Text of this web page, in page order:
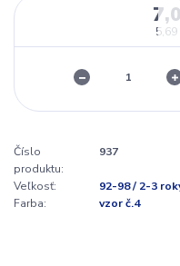
5,69
Číslo
produktu:
937
Veľkosť:
92-98 / 2-3
Farba:
vzor č.4